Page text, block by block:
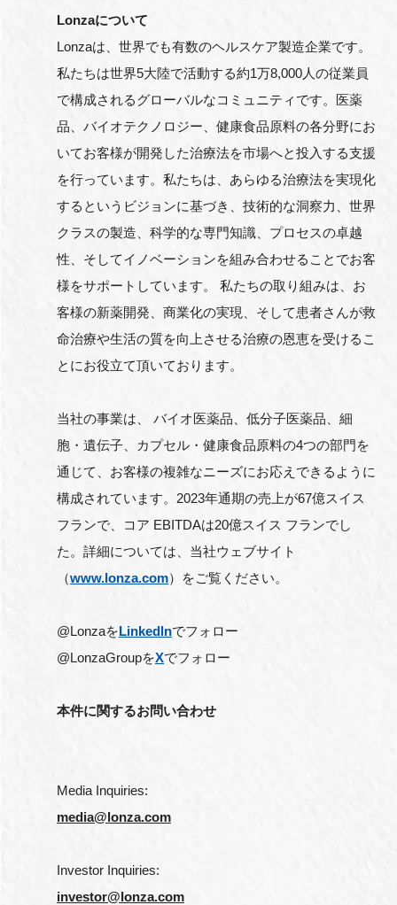
Lonzaについて
Lonzaは、世界でも有数のヘルスケア製造企業です。
私たちは世界5大陸で活動する約1万8,000人の従業員
で構成されるグローバルなコミュニティです。医薬
品、バイオテクノロジー、健康食品原料の各分野にお
いてお客様が開発した治療法を市場へと投入する支援
を行っています。私たちは、あらゆる治療法を実現化
するというビジョンに基づき、技術的な洞察力、世界
クラスの製造、科学的な専門知識、プロセスの卓越
性、そしてイノベーションを組み合わせることでお客
様をサポートしています。 私たちの取り組みは、お
客様の新薬開発、商業化の実現、そして患者さんが救
命治療や生活の質を向上させる治療の恩恵を受けるこ
とにお役立て頂いております。
当社の事業は、 バイオ医薬品、低分子医薬品、細
胞・遺伝子、カプセル・健康食品原料の4つの部門を
通じて、お客様の複雑なニーズにお応えできるように
構成されています。2023年通期の売上が67億スイス
フランで、コア EBITDAは20億スイス フランでし
た。詳細については、当社ウェブサイト
（www.lonza.com）をご覧ください。
@LonzaをLinkedlnでフォロー
@LonzaGroupをXでフォロー
本件に関するお問い合わせ
Media Inquiries:
media@lonza.com
Investor Inquiries:
investor@lonza.com